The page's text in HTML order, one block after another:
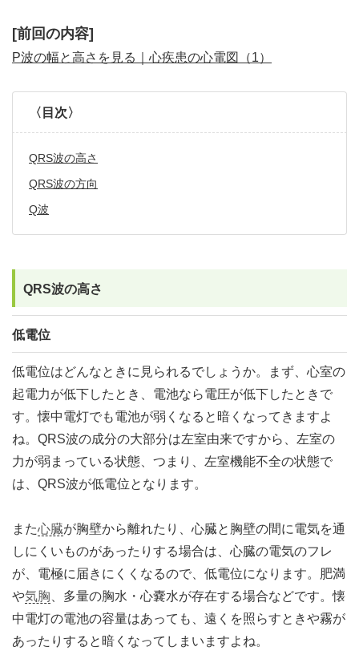
[前回の内容]
P波の幅と高さを見る｜心疾患の心電図（1）
〈目次〉
QRS波の高さ
QRS波の方向
Q波
QRS波の高さ
低電位
低電位はどんなときに見られるでしょうか。まず、心室の
起電力が低下したとき、電池なら電圧が低下したときで
す。懐中電灯でも電池が弱くなると暗くなってきますよ
ね。QRS波の成分の大部分は左室由来ですから、左室の
力が弱まっている状態、つまり、左室機能不全の状態で
は、QRS波が低電位となります。
また心臓が胸壁から離れたり、心臓と胸壁の間に電気を通
しにくいものがあったりする場合は、心臓の電気のフレ
が、電極に届きにくくなるので、低電位になります。肥満
や気胸 、多量の胸水・心嚢水が存在する場合などです。懐
中電灯の電池の容量はあっても、遠くを照らすときや霧が
あったりすると暗くなってしまいますよね。